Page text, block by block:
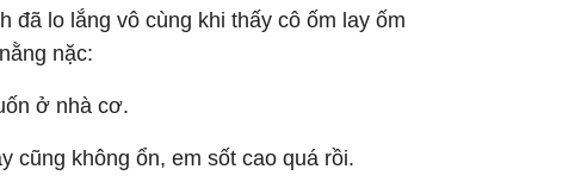
đã lo lắng vô cùng khi thấy cô ốm lay ốm
nặc:
ở nhà cơ.
cũng không ổn, em sốt cao quá rồi.